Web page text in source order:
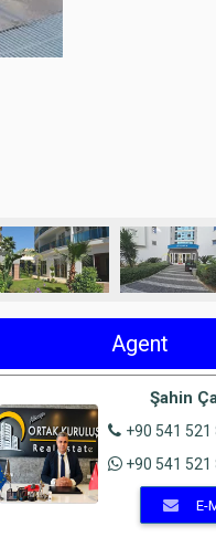
Agent
Şahin
+90 541 521
+90 541 521
E-